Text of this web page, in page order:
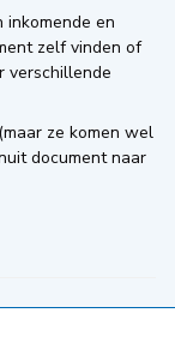
inkomende en
zelf vinden of
verschillende
ze komen wel
document naar